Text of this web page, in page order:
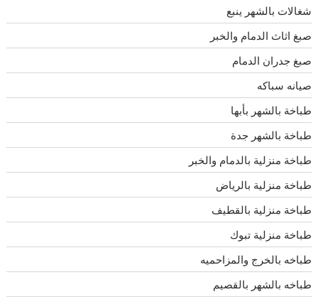
شغالات بالشهر ينبع
صبغ اثاث الدمام والخبر
صبغ جدران الدمام
صيانه سباكه
طباخة بالشهر بأبها
طباخة بالشهر جدة
طباخة منزلية بالدمام والخبر
طباخة منزلية بالرياض
طباخة منزلية بالقطيف
طباخة منزلية تبوك
طباخه بالخرج والمزاحميه
طباخه بالشهر بالقصيم